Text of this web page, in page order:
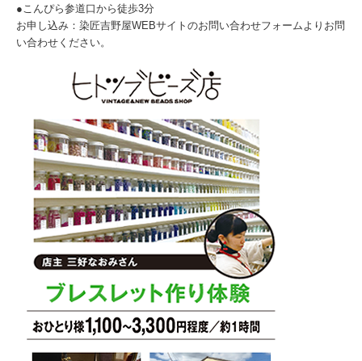
●こんぴら参道口から徒歩3分
お申し込み：染匠吉野屋WEBサイトのお問い合わせフォームよりお問
い合わせください。